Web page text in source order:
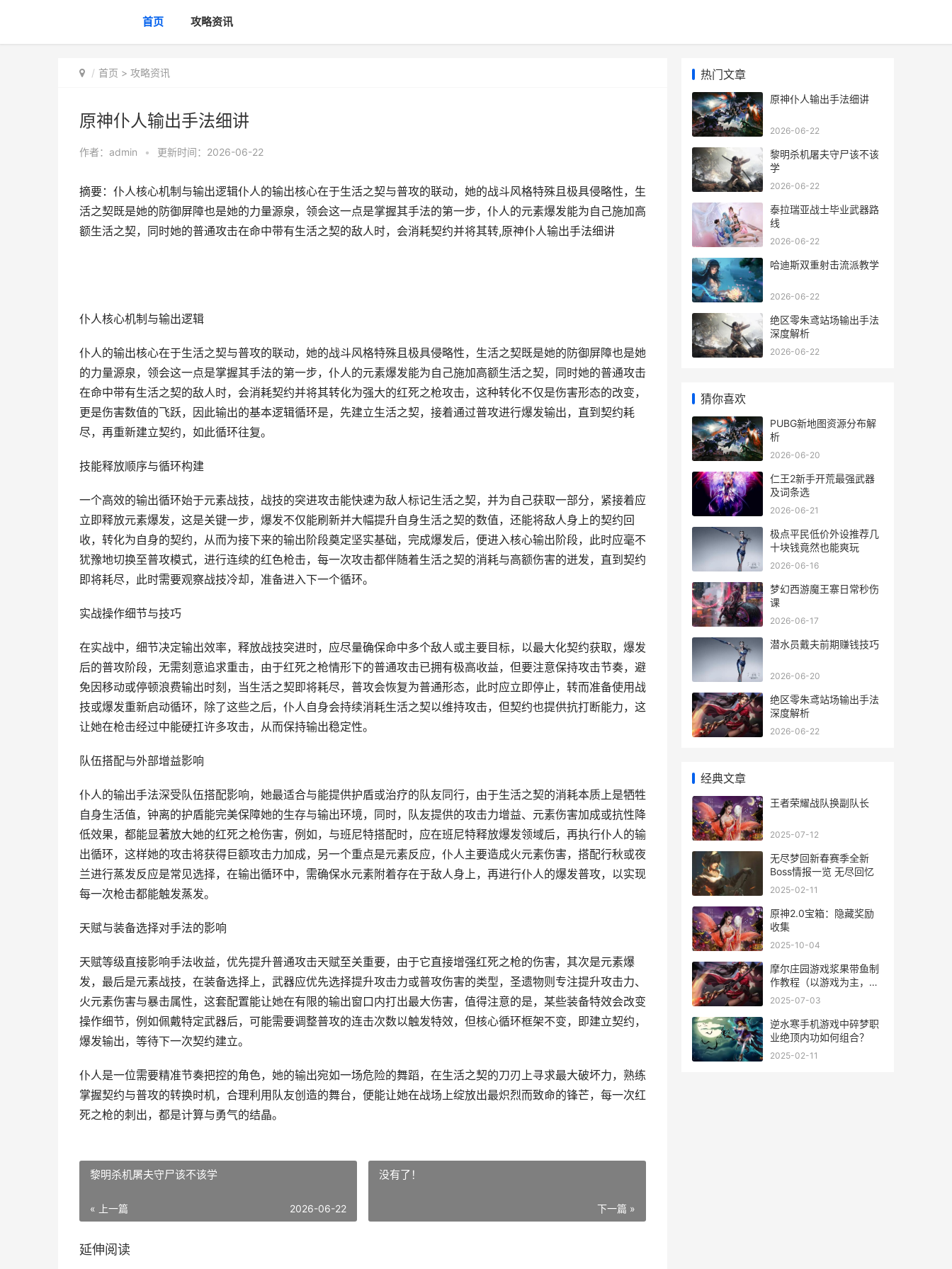
首页 攻略资讯
首页 > 攻略资讯
原神仆人输出手法细讲
作者： admin • 更新时间：2026-06-22
摘要：仆人核心机制与输出逻辑仆人的输出核心在于生活之契与普攻的联动，她的战斗风格特殊且极具侵略性，生
活之契既是她的防御屏障也是她的力量源泉，领会这一点是掌握其手法的第一步，仆人的元素爆发能为自己施加高
额生活之契，同时她的普通攻击在命中带有生活之契的敌人时，会消耗契约并将其转,原神仆人输出手法细讲
仆人核心机制与输出逻辑
仆人的输出核心在于生活之契与普攻的联动，她的战斗风格特殊且极具侵略性，生活之契既是她的防御屏障也是她
的力量源泉，领会这一点是掌握其手法的第一步，仆人的元素爆发能为自己施加高额生活之契，同时她的普通攻击
在命中带有生活之契的敌人时，会消耗契约并将其转化为强大的红死之枪攻击，这种转化不仅是伤害形态的改变，
更是伤害数值的飞跃，因此输出的基本逻辑循环是，先建立生活之契，接着通过普攻进行爆发输出，直到契约耗
尽，再重新建立契约，如此循环往复。
技能释放顺序与循环构建
一个高效的输出循环始于元素战技，战技的突进攻击能快速为敌人标记生活之契，并为自己获取一部分，紧接着应
立即释放元素爆发，这是关键一步，爆发不仅能刷新并大幅提升自身生活之契的数值，还能将敌人身上的契约回
收，转化为自身的契约，从而为接下来的输出阶段奠定坚实基础，完成爆发后，便进入核心输出阶段，此时应毫不
犹豫地切换至普攻模式，进行连续的红色枪击，每一次攻击都伴随着生活之契的消耗与高额伤害的迸发，直到契约
即将耗尽，此时需要观察战技冷却，准备进入下一个循环。
实战操作细节与技巧
在实战中，细节决定输出效率，释放战技突进时，应尽量确保命中多个敌人或主要目标，以最大化契约获取，爆发
后的普攻阶段，无需刻意追求重击，由于红死之枪情形下的普通攻击已拥有极高收益，但要注意保持攻击节奏，避
免因移动或停顿浪费输出时刻，当生活之契即将耗尽，普攻会恢复为普通形态，此时应立即停止，转而准备使用战
技或爆发重新启动循环，除了这些之后，仆人自身会持续消耗生活之契以维持攻击，但契约也提供抗打断能力，这
让她在枪击经过中能硬扛许多攻击，从而保持输出稳定性。
队伍搭配与外部增益影响
仆人的输出手法深受队伍搭配影响，她最适合与能提供护盾或治疗的队友同行，由于生活之契的消耗本质上是牺牲
自身生活值，钟离的护盾能完美保障她的生存与输出环境，同时，队友提供的攻击力增益、元素伤害加成或抗性降
低效果，都能显著放大她的红死之枪伤害，例如，与班尼特搭配时，应在班尼特释放爆发领域后，再执行仆人的输
出循环，这样她的攻击将获得巨额攻击力加成，另一个重点是元素反应，仆人主要造成火元素伤害，搭配行秋或夜
兰进行蒸发反应是常见选择，在输出循环中，需确保水元素附着存在于敌人身上，再进行仆人的爆发普攻，以实现
每一次枪击都能触发蒸发。
天赋与装备选择对手法的影响
天赋等级直接影响手法收益，优先提升普通攻击天赋至关重要，由于它直接增强红死之枪的伤害，其次是元素爆
发，最后是元素战技，在装备选择上，武器应优先选择提升攻击力或普攻伤害的类型，圣遗物则专注提升攻击力、
火元素伤害与暴击属性，这套配置能让她在有限的输出窗口内打出最大伤害，值得注意的是，某些装备特效会改变
操作细节，例如佩戴特定武器后，可能需要调整普攻的连击次数以触发特效，但核心循环框架不变，即建立契约，
爆发输出，等待下一次契约建立。
仆人是一位需要精准节奏把控的角色，她的输出宛如一场危险的舞蹈，在生活之契的刀刃上寻求最大破坏力，熟练
掌握契约与普攻的转换时机，合理利用队友创造的舞台，便能让她在战场上绽放出最炽烈而致命的锋芒，每一次红
死之枪的刺出，都是计算与勇气的结晶。
黎明杀机屠夫守尸该不该学
« 上一篇 2026-06-22
没有了！
下一篇 »
延伸阅读
热门文章
原神仆人输出手法细讲
2026-06-22
黎明杀机屠夫守尸该不该
学
2026-06-22
泰拉瑞亚战士毕业武器路
线
2026-06-22
哈迪斯双重射击流派教学
2026-06-22
绝区零朱鸢站场输出手法
深度解析
2026-06-22
猜你喜欢
PUBG新地图资源分布解
析
2026-06-20
仁王2新手开荒最强武器
及词条选
2026-06-21
极点平民低价外设推荐几
十块钱竟然也能爽玩
2026-06-16
梦幻西游魔王寨日常秒伤
课
2026-06-17
潜水员戴夫前期赚钱技巧
2026-06-20
绝区零朱鸢站场输出手法
深度解析
2026-06-22
经典文章
王者荣耀战队换副队长
2025-07-12
无尽梦回新春赛季全新
Boss情报一览 无尽回忆
2025-02-11
原神2.0宝箱：隐藏奖励
收集
2025-10-04
摩尔庄园游戏浆果带鱼制
作教程（以游戏为主，享
受美食乐趣）
2025-07-03
逆水寒手机游戏中碎梦职
业绝顶内功如何组合？
2025-02-11